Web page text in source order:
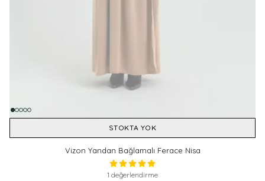
STOKTA YOK
Vizon Yandan Bağlamalı Ferace Nisa
1 değerlendirme